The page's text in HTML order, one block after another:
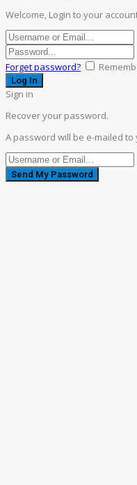
Welcome, Login to your
Forget password?
Sign in
Recover your password.
A password will be e-mailed to